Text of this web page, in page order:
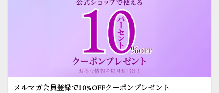
メルマガ会員登録で10%OFFクーポンプレゼント